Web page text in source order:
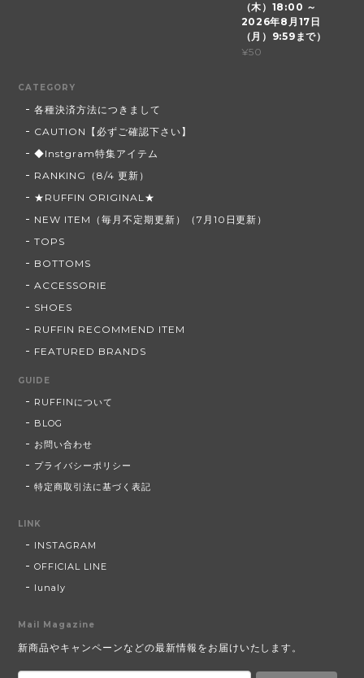
（木）18:00 ～
2026年8月17日
（月）9:59まで）
¥50
CATEGORY
各種決済方法につきまして
CAUTION【必ずご確認下さい】
◆Instgram特集アイテム
RANKING（8/4 更新）
★RUFFIN ORIGINAL★
NEW ITEM（毎月不定期更新）（7月10日更新）
TOPS
BOTTOMS
ACCESSORIE
SHOES
RUFFIN RECOMMEND ITEM
FEATURED BRANDS
GUIDE
RUFFINについて
BLOG
お問い合わせ
プライバシーポリシー
特定商取引法に基づく表記
LINK
INSTAGRAM
OFFICIAL LINE
lunaly
Mail Magazine
新商品やキャンペーンなどの最新情報をお届けいたします。